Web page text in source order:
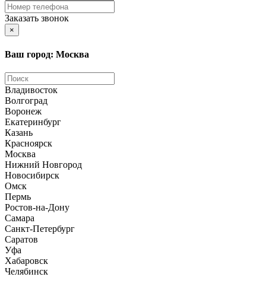
Заказать звонок
×
Ваш город: Москва
Владивосток
Волгоград
Воронеж
Екатеринбург
Казань
Красноярск
Москва
Нижний Новгород
Новосибирск
Омск
Пермь
Ростов-на-Дону
Самара
Санкт-Петербург
Саратов
Уфа
Хабаровск
Челябинск